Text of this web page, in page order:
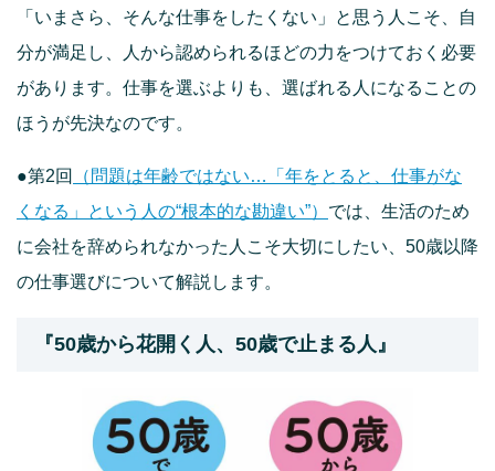
「いまさら、そんな仕事をしたくない」と思う人こそ、自
分が満足し、人から認められるほどの力をつけておく必要
があります。仕事を選ぶよりも、選ばれる人になることの
ほうが先決なのです。
●第2回
（問題は年齢ではない…「年をとると、仕事がな
くなる」という人の“根本的な勘違い”） では、生活のため
に会社を辞められなかった人こそ大切にしたい、50歳以降
の仕事選びについて解説します。
『50歳から花開く人、50歳で止まる人』